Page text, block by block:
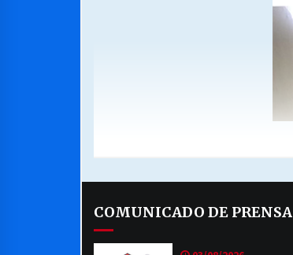
COMUNICADO DE PRENSA